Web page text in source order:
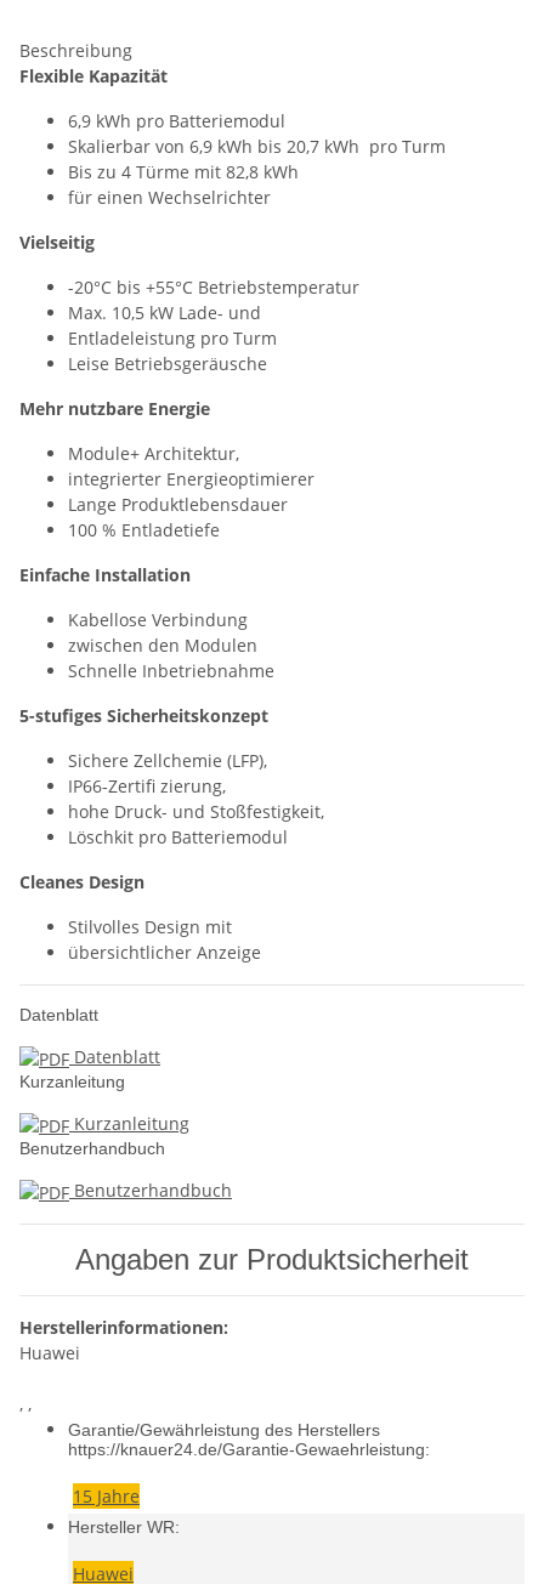
Beschreibung
Flexible Kapazität
6,9 kWh pro Batteriemodul
Skalierbar von 6,9 kWh bis 20,7 kWh pro Turm
Bis zu 4 Türme mit 82,8 kWh
für einen Wechselrichter
Vielseitig
-20°C bis +55°C Betriebstemperatur
Max. 10,5 kW Lade- und
Entladeleistung pro Turm
Leise Betriebsgeräusche
Mehr nutzbare Energie
Module+ Architektur,
integrierter Energieoptimierer
Lange Produktlebensdauer
100 % Entladetiefe
Einfache Installation
Kabellose Verbindung
zwischen den Modulen
Schnelle Inbetriebnahme
5-stufiges Sicherheitskonzept
Sichere Zellchemie (LFP),
IP66-Zertifi zierung,
hohe Druck- und Stoßfestigkeit,
Löschkit pro Batteriemodul
Cleanes Design
Stilvolles Design mit
übersichtlicher Anzeige
Datenblatt
Datenblatt
Kurzanleitung
Kurzanleitung
Benutzerhandbuch
Benutzerhandbuch
Angaben zur Produktsicherheit
Herstellerinformationen:
Huawei
, ,
Garantie/Gewährleistung des Herstellers
https://knauer24.de/Garantie-Gewaehrleistung:
15 Jahre
Hersteller WR:
Huawei